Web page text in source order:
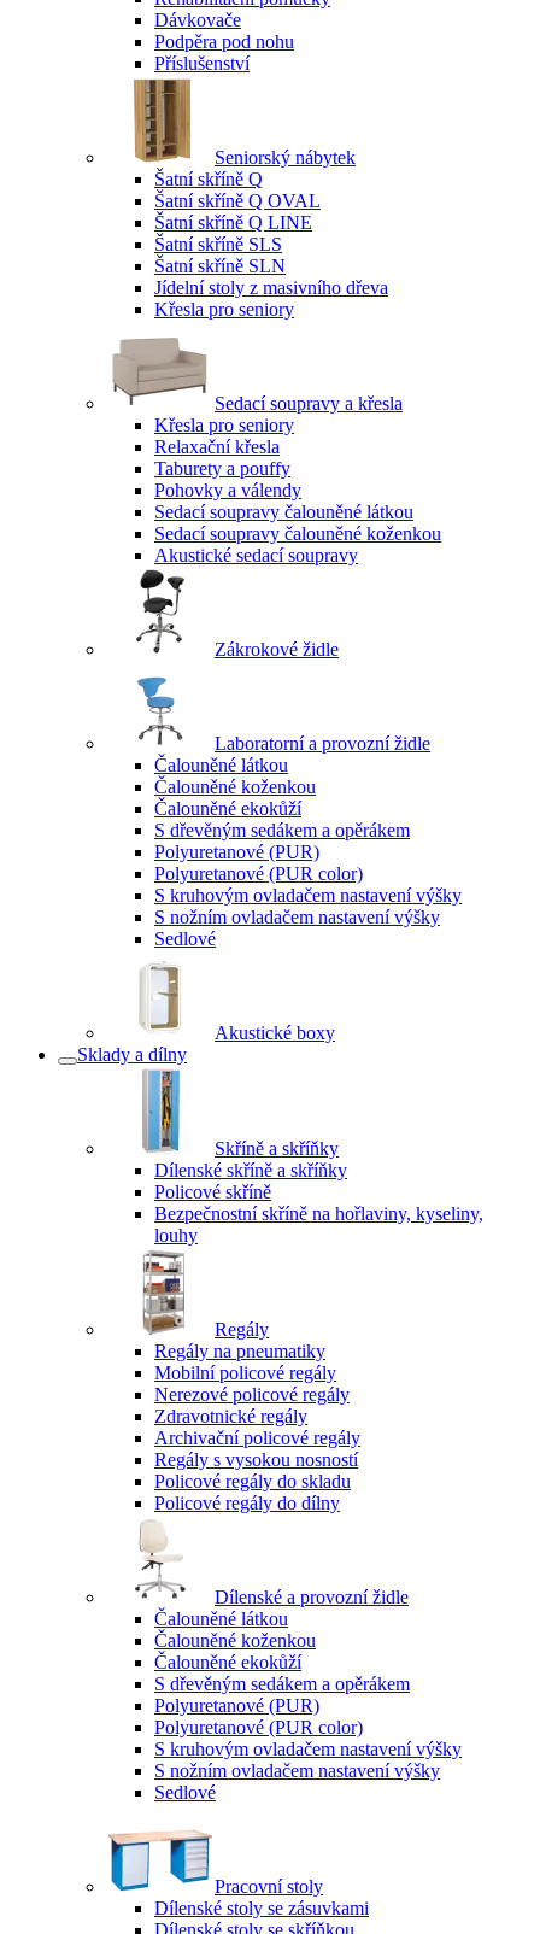
Dávkovače
Podpěra pod nohu
Příslušenství
Seniorský nábytek
Šatní skříně Q
Šatní skříně Q OVAL
Šatní skříně Q LINE
Šatní skříně SLS
Šatní skříně SLN
Jídelní stoly z masivního dřeva
Křesla pro seniory
Sedací soupravy a křesla
Křesla pro seniory
Relaxační křesla
Taburety a pouffy
Pohovky a válendy
Sedací soupravy čalouněné látkou
Sedací soupravy čalouněné koženkou
Akustické sedací soupravy
Zákrokové židle
Laboratorní a provozní židle
Čalouněné látkou
Čalouněné koženkou
Čalouněné ekokůží
S dřevěným sedákem a opěrákem
Polyuretanové (PUR)
Polyuretanové (PUR color)
S kruhovým ovladačem nastavení výšky
S nožním ovladačem nastavení výšky
Sedlové
Akustické boxy
Sklady a dílny
Skříně a skříňky
Dílenské skříně a skříňky
Policové skříně
Bezpečnostní skříně na hořlaviny, kyseliny,
louhy
Regály
Regály na pneumatiky
Mobilní policové regály
Nerezové policové regály
Zdravotnické regály
Archivační policové regály
Regály s vysokou nosností
Policové regály do skladu
Policové regály do dílny
Dílenské a provozní židle
Čalouněné látkou
Čalouněné koženkou
Čalouněné ekokůží
S dřevěným sedákem a opěrákem
Polyuretanové (PUR)
Polyuretanové (PUR color)
S kruhovým ovladačem nastavení výšky
S nožním ovladačem nastavení výšky
Sedlové
Pracovní stoly
Dílenské stoly se zásuvkami
Dílenské stoly se skříňkou